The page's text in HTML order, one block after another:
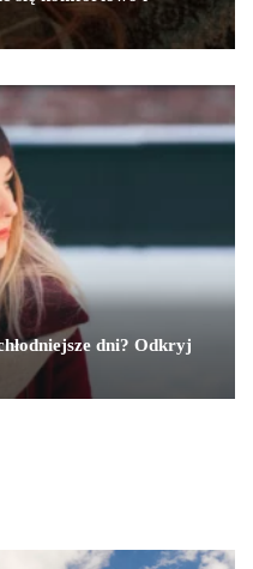
dni? Odkryj